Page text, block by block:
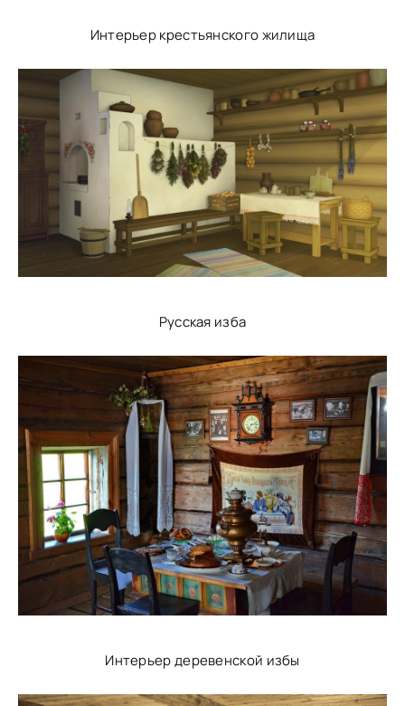
Интерьер крестьянского жилища
Русская изба
Интерьер деревенской избы